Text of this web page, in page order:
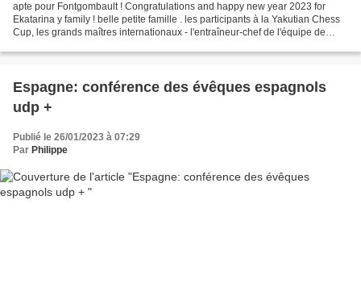
apte pour Fontgombault ! Congratulations and happy new year 2023 for
Ekatarina y family ! belle petite famille . les participants à la Yakutian Chess
Cup, les grands maîtres internationaux - l'entraîneur-chef de l'équipe de
Espagne: conférence des évêques espagnols
udp +
Publié le 26/01/2023 à 07:29
Par Philippe